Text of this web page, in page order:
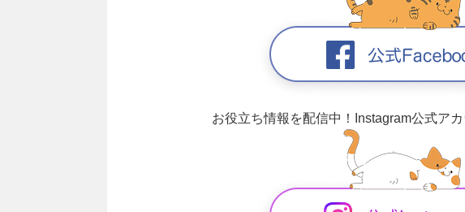
お役立ち情報を配信中！ Instagram公式ア